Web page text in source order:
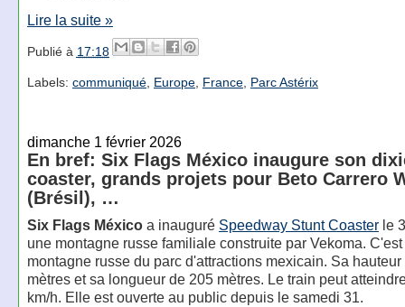
Lire la suite »
Publié à 17:18
Labels: communiqué, Europe, France, Parc Astérix
dimanche 1 février 2026
En bref: Six Flags México inaugure son
coaster, grands projets pour Beto Carrero
(Brésil), …
Six Flags Méxicoa inauguré Speedway Stunt Coasterle
une montagne russe familiale construite par Vekoma.
montagne russe du parc d'attractions mexicain. Sa
mètres et sa longueur de 205 mètres. Le train peut
km/h. Elle est ouverte au public depuis le samedi 31.